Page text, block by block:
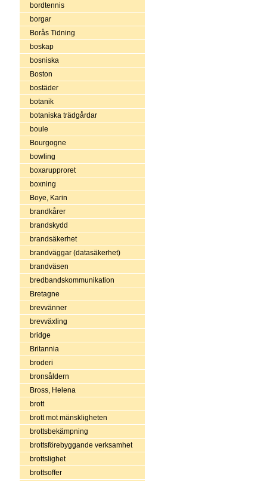
bordtennis
borgar
Borås Tidning
boskap
bosniska
Boston
bostäder
botanik
botaniska trädgårdar
boule
Bourgogne
bowling
boxarupproret
boxning
Boye, Karin
brandkårer
brandskydd
brandsäkerhet
brandväggar (datasäkerhet)
brandväsen
bredbandskommunikation
Bretagne
brevvänner
brevväxling
bridge
Britannia
broderi
bronsåldern
Bross, Helena
brott
brott mot mänskligheten
brottsbekämpning
brottsförebyggande verksamhet
brottslighet
brottsoffer